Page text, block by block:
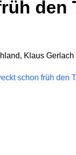
den
Klaus Gerlach
schon früh den